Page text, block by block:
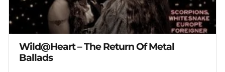
Wild@Heart – The Return Of Metal
Ballads